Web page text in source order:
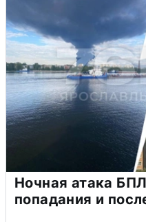
Ночная атака
попадания и